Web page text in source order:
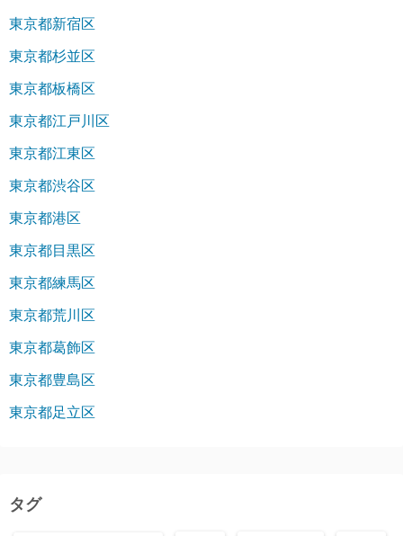
東京都新宿区
東京都杉並区
東京都板橋区
東京都江戸川区
東京都江東区
東京都渋谷区
東京都港区
東京都目黒区
東京都練馬区
東京都荒川区
東京都葛飾区
東京都豊島区
東京都足立区
タグ